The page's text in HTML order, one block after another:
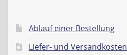
Ablauf einer Bestellung
Liefer- und Versandkosten